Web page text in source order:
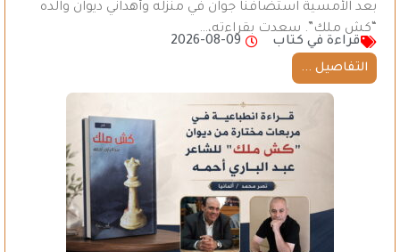
بعد الأمسية استضافنا جوان في منزله وأهداني ديوان والده
“كش ملك”. سعدت بقراءته،…
قراءة في كتاب
2026-08-09
التفاصيل ...